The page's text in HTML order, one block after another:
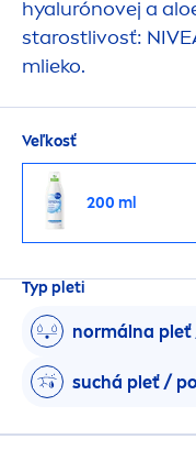
hyalurónovej a
starostlivosť:
mlieko.
Veľkosť
200 ml
Typ pleti
normálna pleť
suchá pleť /